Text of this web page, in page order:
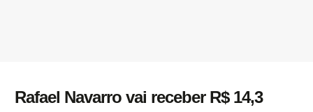
Rafael Navarro vai receber R$ 14,3